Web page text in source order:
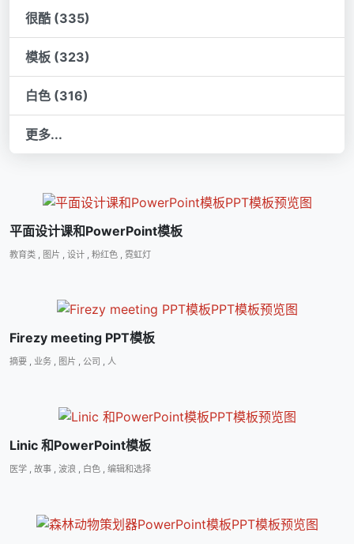
很酷 (335)
模板 (323)
白色 (316)
更多...
平面设计课和PowerPoint模板
教育类 图片 设计 粉红色 霓虹灯
Firezy meeting PPT模板
摘要 , 业务 , 图片 , 公司 , 人
Linic 和PowerPoint模板
医学 , 故事 , 波浪 , 白色 , 编辑和选择